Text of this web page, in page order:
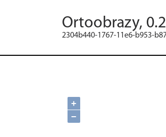
Ortoobrazy,
2304b440-1767-11e6-b953-
+
−